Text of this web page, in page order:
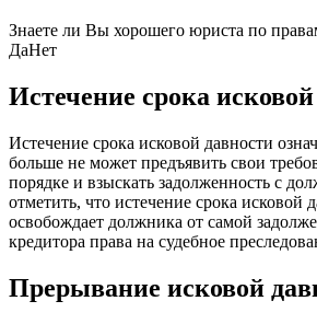
Знаете ли Вы хорошего юриста по
ДаНет
Истечение срока
Истечение срока исковой давности
больше не может предъявить свои
порядке и взыскать задолженность с
отметить, что истечение срока исковой
освобождает должника от самой
кредитора права на судебное
Прерывание исковой